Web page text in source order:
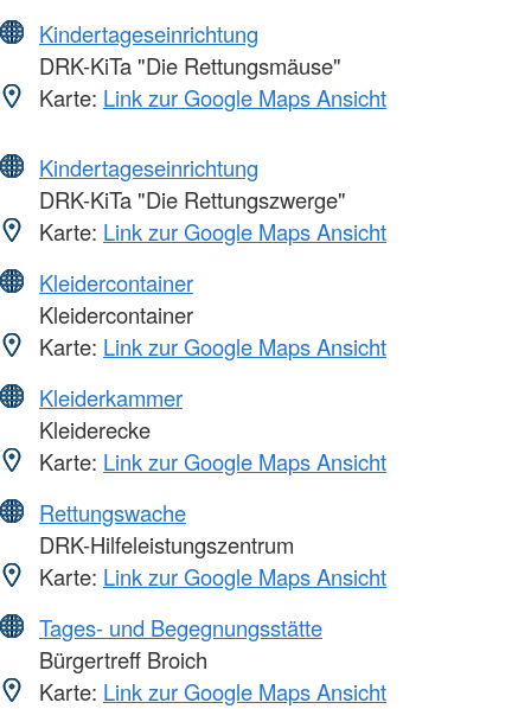
Kindertageseinrichtung
DRK-KiTa "Die Rettungsmäuse"
Karte: Link zur Google Maps Ansicht
Kindertageseinrichtung
DRK-KiTa "Die Rettungszwerge"
Karte: Link zur Google Maps Ansicht
Kleidercontainer
Kleidercontainer
Karte: Link zur Google Maps Ansicht
Kleiderkammer
Kleiderecke
Karte: Link zur Google Maps Ansicht
Rettungswache
DRK-Hilfeleistungszentrum
Karte: Link zur Google Maps Ansicht
Tages- und Begegnungsstätte
Bürgertreff Broich
Karte: Link zur Google Maps Ansicht